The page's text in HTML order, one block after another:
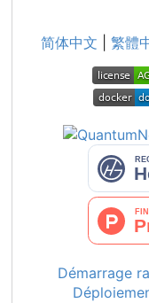
简体中文
繁體
Démarrage